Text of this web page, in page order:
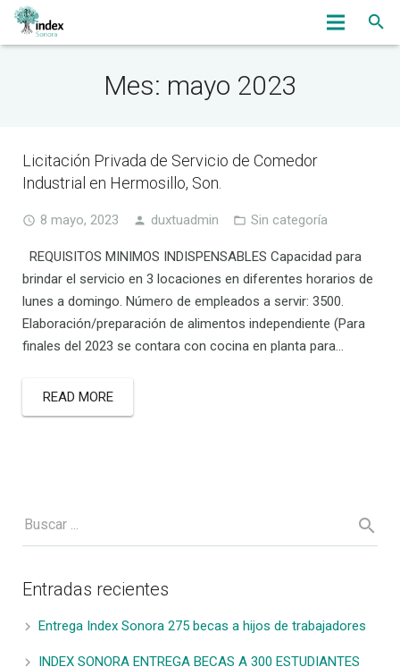
OmbudsWoman
Noticias
Eventos
Bolsa de Trabajo
Asociados
Mes: mayo 2023
Licitación Privada de Servicio de Comedor
Industrial en Hermosillo, Son.
8 mayo, 2023 duxtuadmin Sin categoría
REQUISITOS MINIMOS INDISPENSABLES Capacidad para
brindar el servicio en 3 locaciones en diferentes horarios de
lunes a domingo. Número de empleados a servir: 3500.
Elaboración/preparación de alimentos independiente (Para
finales del 2023 se contara con cocina en planta para…
READ MORE
Entradas recientes
Entrega Index Sonora 275 becas a hijos de trabajadores
INDEX SONORA ENTREGA BECAS A 300 ESTUDIANTES